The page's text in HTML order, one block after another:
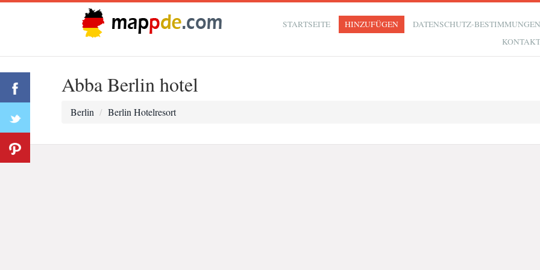
STARTSEITE HINZUFÜGEN
DATENSCHUTZ-
Abba Berlin hotel
Berlin Berlin Hotelresort